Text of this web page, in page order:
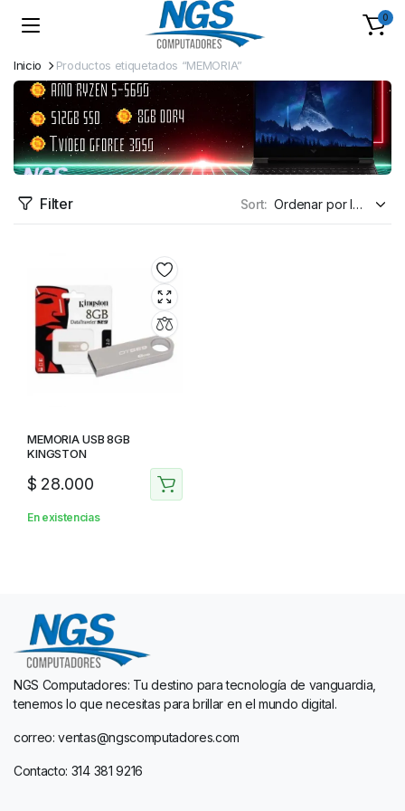
0
Inicio Productos etiquetados “MEMORIA”
Filter Sort:
MEMORIA USB 8GB
KINGSTON
$ 28.000
En existencias
NGS Computadores: Tu destino para tecnología de vanguardia,
tenemos lo que necesitas para brillar en el mundo digital.
correo: ventas@ngscomputadores.com
Contacto: 314 381 9216